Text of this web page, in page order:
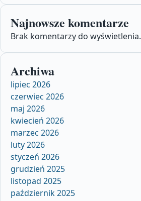
Najnowsze komentarze
Brak komentarzy do wyświetlenia.
Archiwa
lipiec 2026
czerwiec 2026
maj 2026
kwiecień 2026
marzec 2026
luty 2026
styczeń 2026
grudzień 2025
listopad 2025
październik 2025